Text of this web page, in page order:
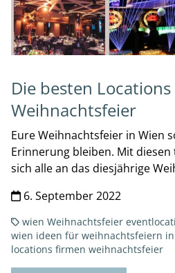
Die besten
Weihnachtsfeier
Eure Weihnachtsfeier in Wien
Erinnerung bleiben. Mit
sich alle an das diesjährige
6. September 2022
wien Weihnachtsfeier
wien ideen für weihnachtsfeiern
locations firmen weihnachtsfeier